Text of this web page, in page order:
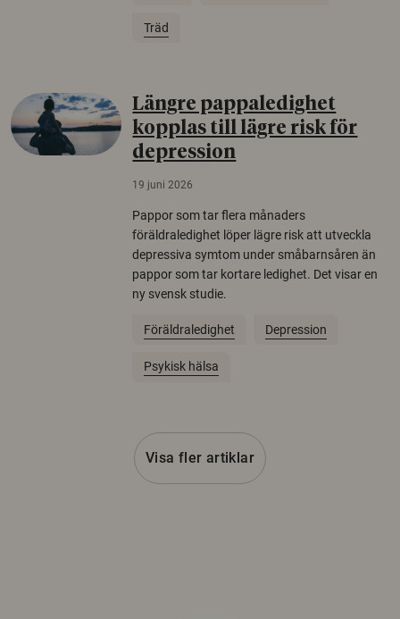
Träd
Längre pappaledighet
kopplas till lägre risk för
depression
19 juni 2026
Pappor som tar flera månaders
föräldraledighet löper lägre risk att utveckla
depressiva symtom under småbarnsåren än
pappor som tar kortare ledighet. Det visar en
ny svensk studie.
Föräldraledighet Depression
Psykisk hälsa
Visa fler artiklar